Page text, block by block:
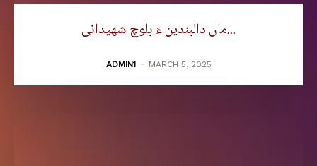
ماں دالبندین ءَ بلوچ شھیدانی...
ADMIN1 - MARCH 5, 2025